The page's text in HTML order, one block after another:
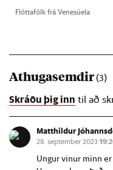
Flótta­fólk frá Venesúela
Athugasemdir(3)
Skráðu þig inn til að
Matthildur
28. september 2023
Ungur vinur minn